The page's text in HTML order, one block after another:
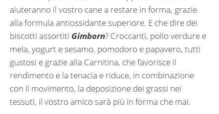
aiuteranno il vostro cane a restare in forma, grazie
alla formula antiossidante superiore. E che dire dei
biscotti assortiti Gimborn? Croccanti, pollo verdure e
mela, yogurt e sesamo, pomodoro e papavero, tutti
gustosi e grazie alla Carnitina, che favorisce il
rendimento e la tenacia e riduce, in combinazione
con il movimento, la deposizione dei grassi nei
tessuti, il vostro amico sarà più in forma che mai.